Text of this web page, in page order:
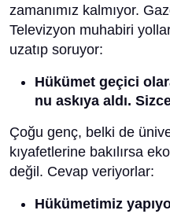
zamanımız kalmıyor.
Televizyon muhabiri
uzatıp soruyor:
Hükümet geçici
nu askıya aldı.
Çoğu genç, belki de
kıyafetlerine bakılırsa
değil. Cevap veriyorlar:
Hükümetimiz